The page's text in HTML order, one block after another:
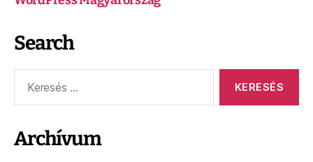
Search
Archívum